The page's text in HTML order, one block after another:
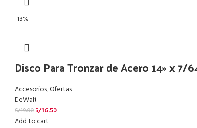
-13%
Disco Para Tronzar de Acero 14» x 7/
Accesorios,Ofertas
DeWalt
S/19.00 S/16.50
Add to cart